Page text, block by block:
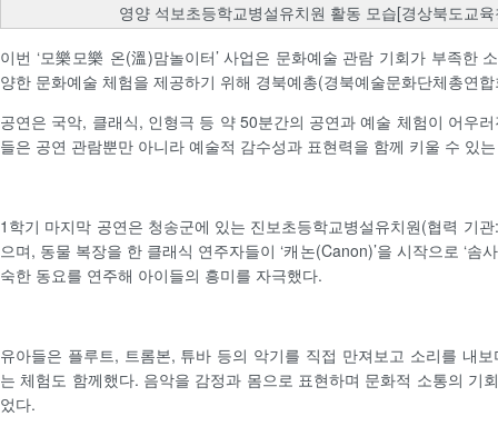
영양 석보초등학교병설유치원 활동 모습[경상북도교
이번 ‘모樂모樂 온(溫)맘놀이터’ 사업은 문화예술 관람 기회가 부족한
양한 문화예술 체험을 제공하기 위해 경북예총(경북예술문화단체총연
공연은 국악, 클래식, 인형극 등 약 50분간의 공연과 예술 체험이 어우
들은 공연 관람뿐만 아니라 예술적 감수성과 표현력을 함께 키울 수 있
1학기 마지막 공연은 청송군에 있는 진보초등학교병설유치원(협력 기
으며, 동물 복장을 한 클래식 연주자들이 ‘캐논(Canon)’을 시작으로 ‘솜사
숙한 동요를 연주해 아이들의 흥미를 자극했다.
유아들은 플루트, 트롬본, 튜바 등의 악기를 직접 만져보고 소리를 내
는 체험도 함께했다. 음악을 감정과 몸으로 표현하며 문화적 소통의 기
었다.